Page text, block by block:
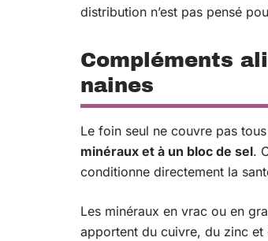
distribution n’est pas pensé
Compléments
naines
Le foin seul ne couvre pas
minéraux et à un bloc de sel.
conditionne directement la
Les minéraux en vrac ou en
apportent du cuivre, du zinc et